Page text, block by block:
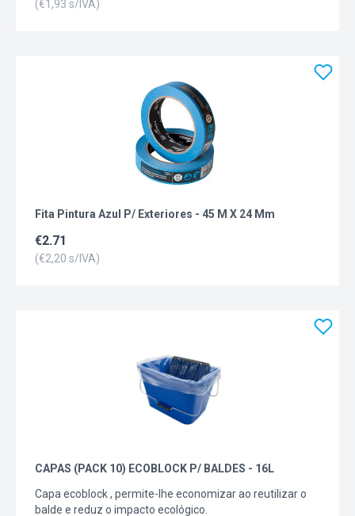
(€1,93 s/IVA)
Fita Pintura Azul P/ Exteriores - 45 M X 24 Mm
€2.71
(€2,20 s/IVA)
CAPAS (PACK 10) ECOBLOCK P/ BALDES - 16L
Capa ecoblock , permite-lhe economizar ao reutilizar o
balde e reduz o impacto ecológico.